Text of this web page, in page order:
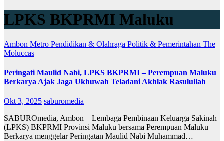
LPKS BKPRMI Maluku
Ambon Metro Pendidikan & Olahraga Politik & Pemerintahan The
Moluccas
Peringati Maulid Nabi, LPKS BKPRMI – Perempuan Maluku
Berkarya Ajak Jaga Ukhuwah Teladani Akhlak Rasulullah
Okt 3, 2025 saburomedia
SABUROmedia, Ambon – Lembaga Pembinaan Keluarga Sakinah
(LPKS) BKPRMI Provinsi Maluku bersama Perempuan Maluku
Berkarya menggelar Peringatan Maulid Nabi Muhammad…